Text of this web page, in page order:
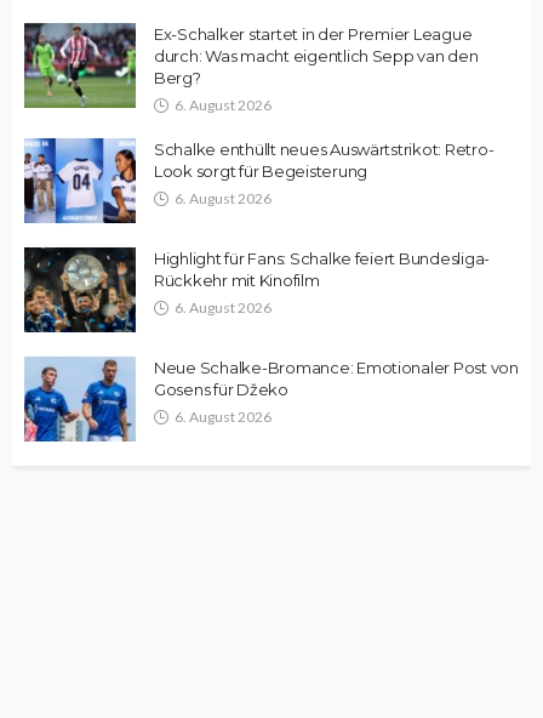
Ex-Schalker startet in der Premier League
durch: Was macht eigentlich Sepp van den
Berg?
6. August 2026
Schalke enthüllt neues Auswärtstrikot: Retro-
Look sorgt für Begeisterung
6. August 2026
Highlight für Fans: Schalke feiert Bundesliga-
Rückkehr mit Kinofilm
6. August 2026
Neue Schalke-Bromance: Emotionaler Post von
Gosens für Džeko
6. August 2026